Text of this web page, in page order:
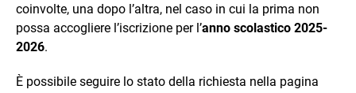
coinvolte, una dopo l’altra, nel caso in cui la prima non
possa accogliere l’iscrizione per l’anno scolastico 2025-
2026.
È possibile seguire lo stato della richiesta nella pagina